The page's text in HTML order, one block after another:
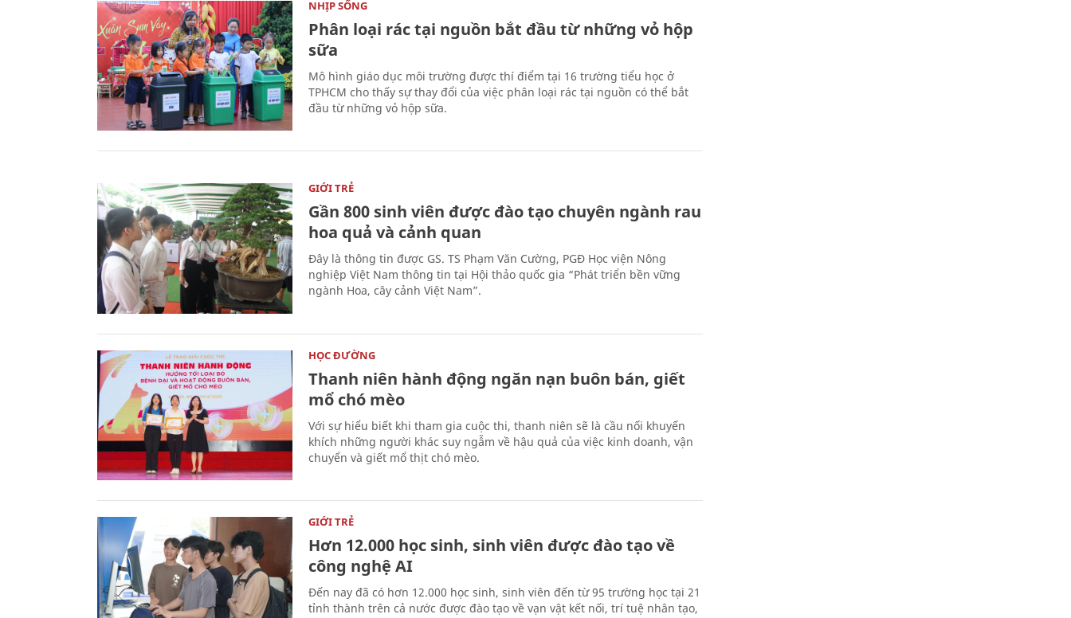
NHỊP SỐNG
Phân loại rác tại nguồn bắt đầu từ những vỏ hộp
sữa
Mô hình giáo dục môi trường được thí điểm tại 16 trường tiểu học ở
TPHCM cho thấy sự thay đổi của việc phân loại rác tại nguồn có thể bắt
đầu từ những vỏ hộp sữa.
GIỚI TRẺ
Gần 800 sinh viên được đào tạo chuyên ngành rau
hoa quả và cảnh quan
Đây là thông tin được GS. TS Phạm Văn Cường, PGĐ Học viện Nông
nghiệp Việt Nam thông tin tại Hội thảo quốc gia “Phát triển bền vững
ngành Hoa, cây cảnh Việt Nam”.
HỌC ĐƯỜNG
Thanh niên hành động ngăn nạn buôn bán, giết
mổ chó mèo
Với sự hiểu biết khi tham gia cuộc thi, thanh niên sẽ là cầu nối khuyến
khích những người khác suy ngẫm về hậu quả của việc kinh doanh, vận
chuyển và giết mổ thịt chó mèo.
GIỚI TRẺ
Hơn 12.000 học sinh, sinh viên được đào tạo về
công nghệ AI
Đến nay đã có hơn 12.000 học sinh, sinh viên đến từ 95 trường học tại 21
tỉnh thành trên cả nước được đào tạo về vạn vật kết nối, trí tuệ nhân tạo,